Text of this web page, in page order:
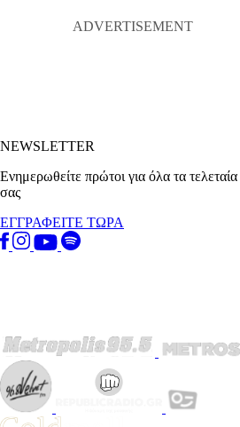
NEWSLETTER
Ενημερωθείτε πρώτοι για όλα τα
σας
ΕΓΓΡΑΦΕΙΤΕ ΤΩΡΑ